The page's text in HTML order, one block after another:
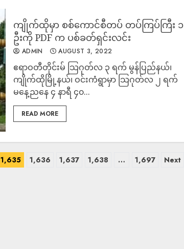
ကျိုက်ထိုမှာ စစ်ကောင်စီတပ် တပ်ကြပ်ကြီး ၁
ဦးကို PDF က ပစ်ခတ်ရှင်းလင်း
ADMIN AUGUST 3, 2022
ဧရာဝတီတိုင်းမ် သြဂုတ်လ ၃ ရက် မွန်ပြည်နယ်၊
ကျိုက်ထိုမြို့နယ်၊ ဝင်းကံရွာမှာ သြဂုတ်လ ၂ ရက်
မနေ့ညနေ ၄ နာရီ ၄၀...
READ MORE
1,635 1,636 1,637 1,638 … 1,697 Next